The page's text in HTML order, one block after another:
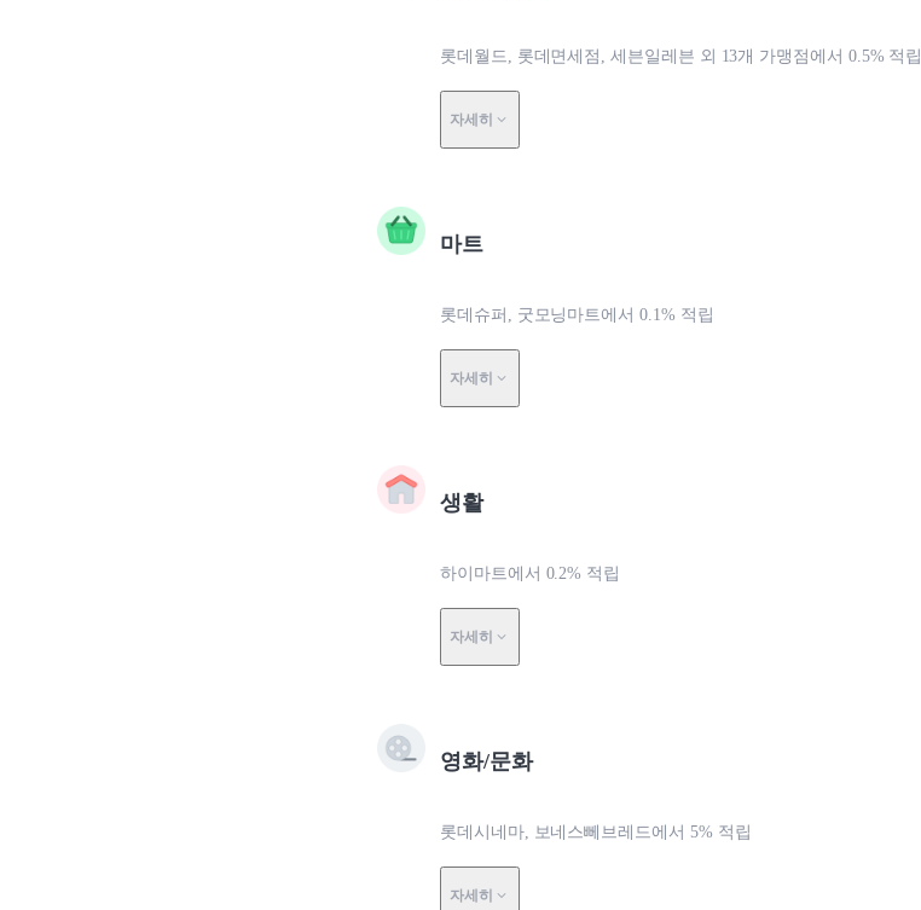
롯데월드, 롯데면세점, 세븐일레븐 외 13개 가맹점에서 0.5% 적립
자세히
마트
롯데슈퍼, 굿모닝마트에서 0.1% 적립
자세히
생활
하이마트에서 0.2% 적립
자세히
영화/문화
롯데시네마, 보네스뻬브레드에서 5% 적립
자세히